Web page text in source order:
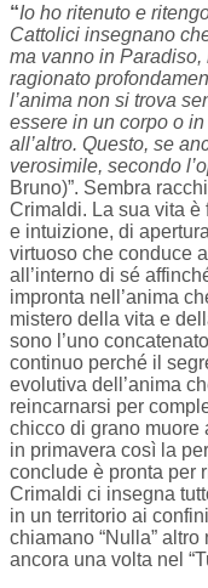
“Io ho ritenuto e
Cattolici insegnano
ma vanno in Paradiso,
ragionato
l’anima non si trova
essere in un corpo o
all’altro. Questo, se
verosimile, secondo
Bruno)”. Sembra
Crimaldi. La sua vita è
e intuizione, di
virtuoso che conduce
all’interno di sé
impronta nell’anima
mistero della vita e
sono l’uno
continuo perché il
evolutiva dell’anima
reincarnarsi per
chicco di grano muore
in primavera così la
conclude è pronta per
Crimaldi ci insegna
in un territorio ai
chiamano “Nulla”
ancora una volta nel